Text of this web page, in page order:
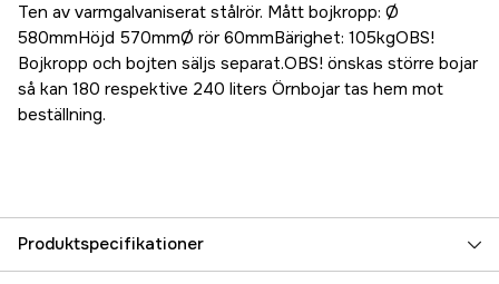
Ten av varmgalvaniserat stålrör. Mått bojkropp: Ø
580mmHöjd 570mmØ rör 60mmBärighet: 105kgOBS!
Bojkropp och bojten säljs separat.OBS! önskas större bojar
så kan 180 respektive 240 liters Örnbojar tas hem mot
beställning.
Produktspecifikationer